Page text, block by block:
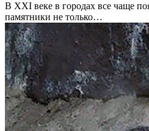
В ХХI веке в городах все чаще
памятники не только…